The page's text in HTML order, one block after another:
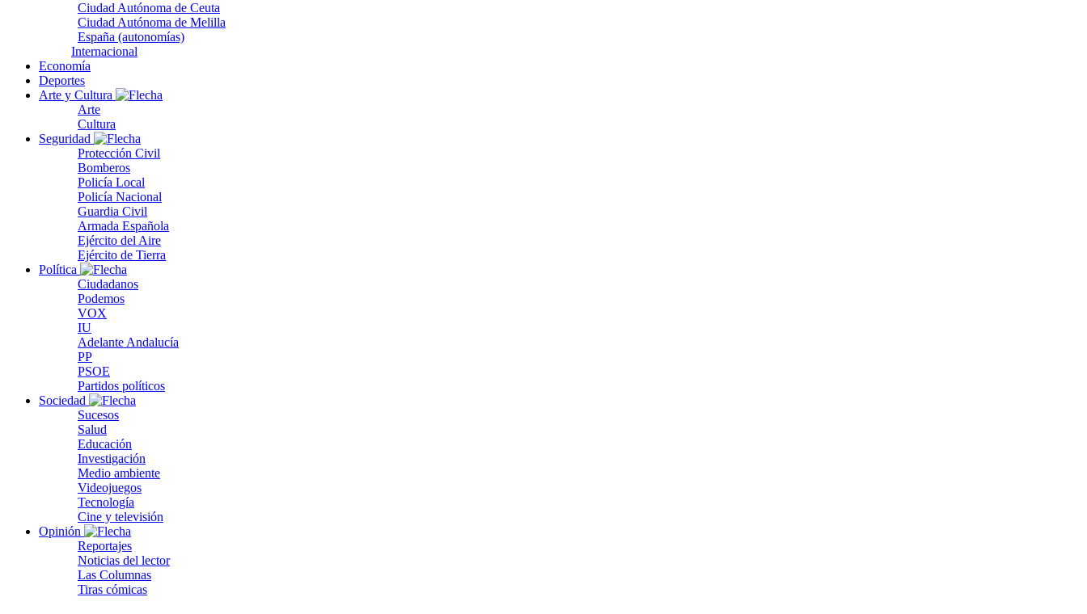
Ciudad Autónoma de Ceuta
Ciudad Autónoma de Melilla
España (autonomías)
Internacional
Economía
Deportes
Arte y Cultura
Arte
Cultura
Seguridad
Protección Civil
Bomberos
Policía Local
Policía Nacional
Guardia Civil
Armada Española
Ejército del Aire
Ejército de Tierra
Política
Ciudadanos
Podemos
VOX
IU
Adelante Andalucía
PP
PSOE
Partidos políticos
Sociedad
Sucesos
Salud
Educación
Investigación
Medio ambiente
Videojuegos
Tecnología
Cine y televisión
Opinión
Reportajes
Noticias del lector
Las Columnas
Tiras cómicas